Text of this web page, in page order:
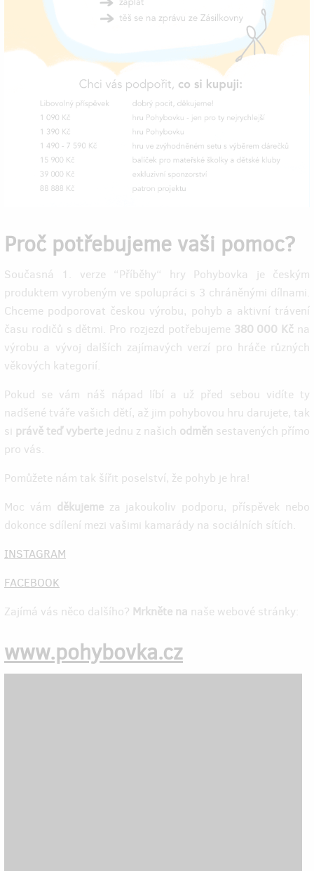
Proč potřebujeme vaši pomoc?
Současná 1. verze “Příběhy“ hry Pohybovka je českým
produktem vyrobeným ve spolupráci s 3 chráněnými dílnami.
Chceme podporovat českou výrobu, pohyb a aktivní trávení
času rodičů s dětmi. Pro rozjezd potřebujeme 380 000 Kč na
výrobu a vývoj dalších zajímavých verzí pro hráče různých
věkových kategorií.
Pokud se vám náš nápad líbí a už před sebou vidíte ty
nadšené tváře vašich dětí, až jim pohybovou hru darujete, tak
si právě teď vyberte jednu z našich odměn sestavených přímo
pro vás.
Pomůžete nám tak šířit poselství, že pohyb je hra!
Moc vám děkujeme za jakoukoliv podporu, příspěvek nebo
dokonce sdílení mezi vašimi kamarády na sociálních sítích.
INSTAGRAM
FACEBOOK
Zajímá vás něco dalšího? Mrkněte na naše webové stránky:
www.pohybovka.cz